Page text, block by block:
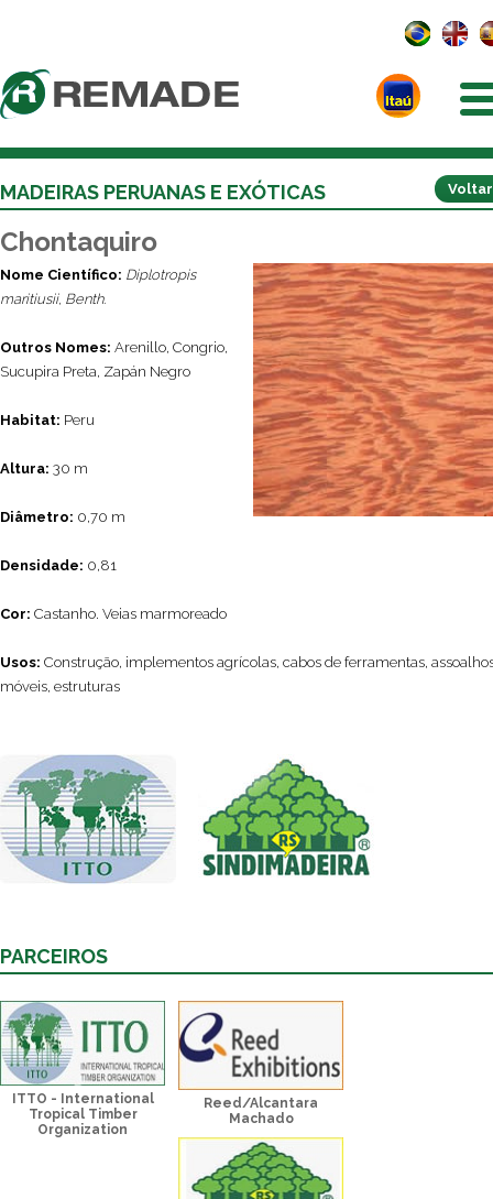
Voltar
MADEIRAS PERUANAS E EXÓTICAS
Chontaquiro
Nome Científico: Diplotropis
maritiusii, Benth.
Outros Nomes: Arenillo, Congrio,
Sucupira Preta, Zapán Negro
Habitat: Peru
Altura: 30 m
Diâmetro: 0,70 m
Densidade: 0,81
Cor: Castanho. Veias marmoreado
Usos: Construção, implementos agrícolas, cabos de ferramentas,
móveis, estruturas
PARCEIROS
ITTO - International
Tropical Timber
Organization
Reed/Alcantara
Machado